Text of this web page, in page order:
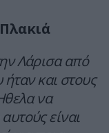
Λάρισα από
ήταν και στους
να
είναι